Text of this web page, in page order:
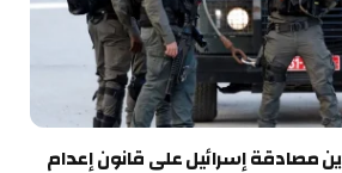
مصادقة إسرائيل على قانون إعدام